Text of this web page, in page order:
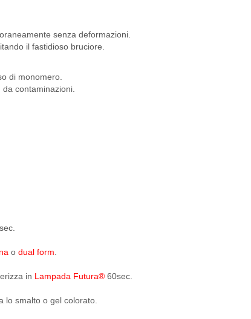
senza deformazioni.
il fastidioso bruciore.
di monomero.
contaminazioni.
o dual form.
in Lampada Futura® 60sec.
lo smalto o gel colorato.